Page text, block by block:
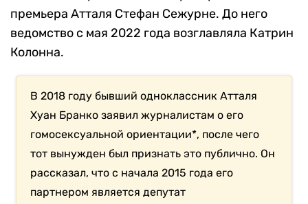
премьера Атталя Стефан Сежурне. До него
ведомство с мая 2022 года возглавляла Катрин
Колонна.
В 2018 году бывший одноклассник Атталя
Хуан Бранко заявил журналистам о его
гомосексуальной ориентации*, после чего
тот вынужден был признать это публично. Он
рассказал, что с начала 2015 года его
партнером является депутат